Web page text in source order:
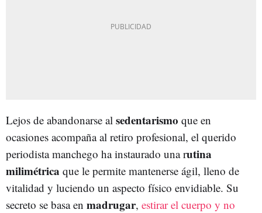
Lejos de abandonarse al sedentarismo que en
ocasiones acompaña al retiro profesional, el querido
periodista manchego ha instaurado una rutina
milimétrica que le permite mantenerse ágil, lleno de
vitalidad y luciendo un aspecto físico envidiable. Su
secreto se basa en madrugar, estirar el cuerpo y no